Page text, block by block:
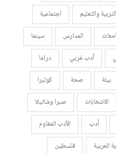
التربية والتعليم
اجتماعية
المدارس
سينما
أدب غربي
دراما
بيئة صحة
كوليرا
الانتخابات
صبرا وشاتيلا
أدب
الأدب المقاوم
العربية
فلسطين